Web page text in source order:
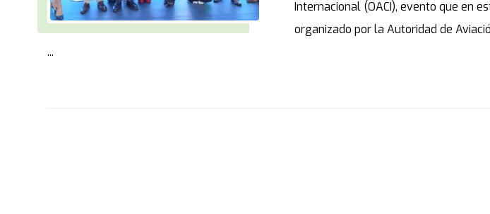
Internacional (OACI), evento que en
organizado por la Autoridad de
...